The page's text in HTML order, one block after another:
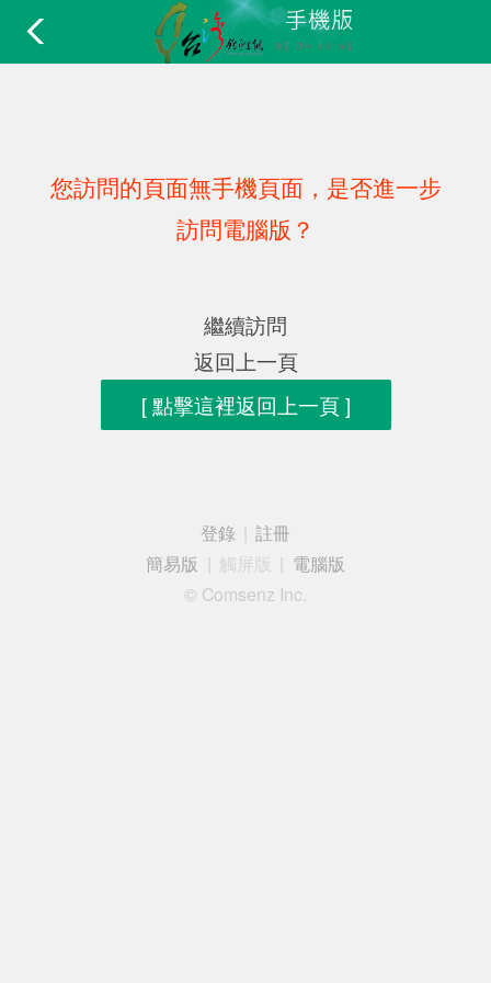
您訪問的頁面無手機頁面，是否進一步
訪問電腦版？
繼續訪問
返回上一頁
[ 點擊這裡返回上一頁 ]
登錄
註冊
簡易版
觸屏版
電腦版
© Comsenz Inc.